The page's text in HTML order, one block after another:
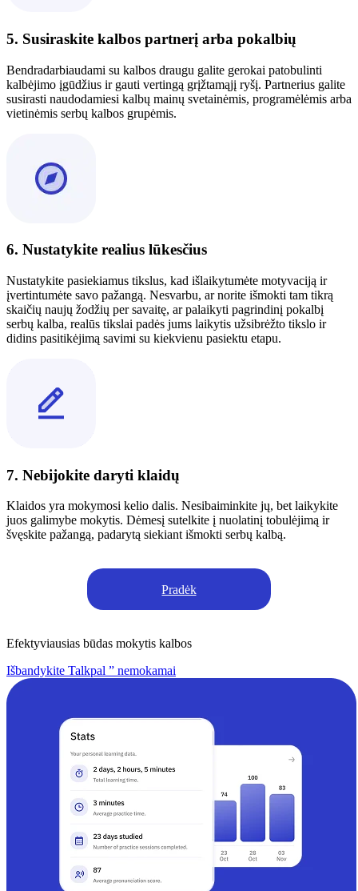
5. Susiraskite kalbos partnerį arba pokalbių
Bendradarbiaudami su kalbos draugu galite gerokai patobulinti
kalbėjimo įgūdžius ir gauti vertingą grįžtamąjį ryšį. Partnerius galite
susirasti naudodamiesi kalbų mainų svetainėmis, programėlėmis arba
vietinėmis serbų kalbos grupėmis.
6. Nustatykite realius lūkesčius
Nustatykite pasiekiamus tikslus, kad išlaikytumėte motyvaciją ir
įvertintumėte savo pažangą. Nesvarbu, ar norite išmokti tam tikrą
skaičių naujų žodžių per savaitę, ar palaikyti pagrindinį pokalbį
serbų kalba, realūs tikslai padės jums laikytis užsibrėžto tikslo ir
didins pasitikėjimą savimi su kiekvienu pasiektu etapu.
7. Nebijokite daryti klaidų
Klaidos yra mokymosi kelio dalis. Nesibaiminkite jų, bet laikykite
juos galimybe mokytis. Dėmesį sutelkite į nuolatinį tobulėjimą ir
švęskite pažangą, padarytą siekiant išmokti serbų kalbą.
Pradėk
Efektyviausias būdas mokytis kalbos
Išbandykite Talkpal ” nemokamai